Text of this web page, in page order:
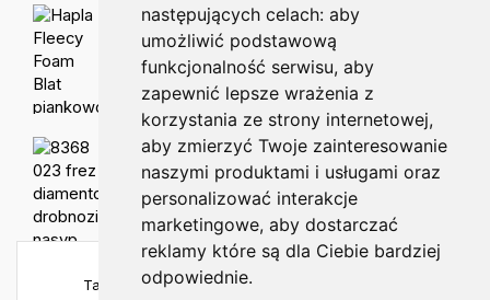
następujących celach: aby
umożliwić podstawową
funkcjonalność serwisu, aby
zapewnić lepsze wrażenia z
korzystania ze strony internetowej,
aby zmierzyć Twoje zainteresowanie
naszymi produktami i usługami oraz
personalizować interakcje
marketingowe, aby dostarczać
reklamy które są dla Ciebie bardziej
odpowiednie.
36.00zł 31.00 zł
8368 023 frez diamentowy drobnoziarnisty nasyp
40.00zł
Ta strona używa plików cookies, aby zapewnić